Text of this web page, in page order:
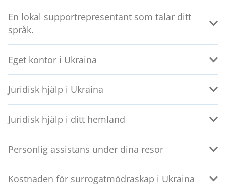
En lokal supportrepresentant som talar ditt
språk.
Eget kontor i Ukraina
Juridisk hjälp i Ukraina
Juridisk hjälp i ditt hemland
Personlig assistans under dina resor
Kostnaden för surrogatmödraskap i Ukraina